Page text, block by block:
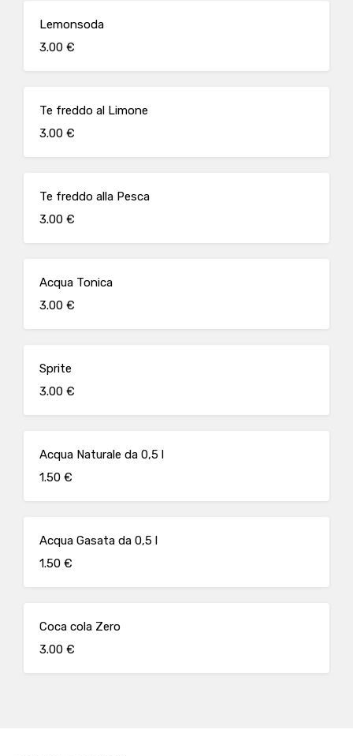
Lemonsoda
3.00 €
Te freddo al Limone
3.00 €
Te freddo alla Pesca
3.00 €
Acqua Tonica
3.00 €
Sprite
3.00 €
Acqua Naturale da 0,5 l
1.50 €
Acqua Gasata da 0,5 l
1.50 €
Coca cola Zero
3.00 €